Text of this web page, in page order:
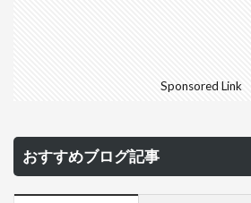
Sponsored Link
おすすめブログ記事